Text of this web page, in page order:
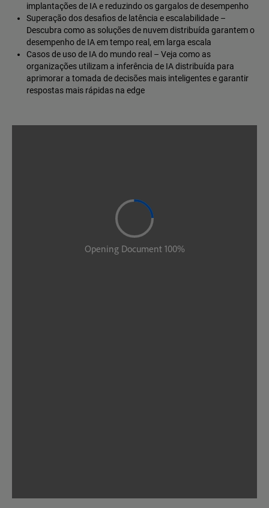
implantações de IA e reduzindo os gargalos de desempenho
Superação dos desafios de latência e escalabilidade –
Descubra como as soluções de nuvem distribuída garantem o
desempenho de IA em tempo real, em larga escala
Casos de uso de IA do mundo real – Veja como as
organizações utilizam a inferência de IA distribuída para
aprimorar a tomada de decisões mais inteligentes e garantir
respostas mais rápidas na edge